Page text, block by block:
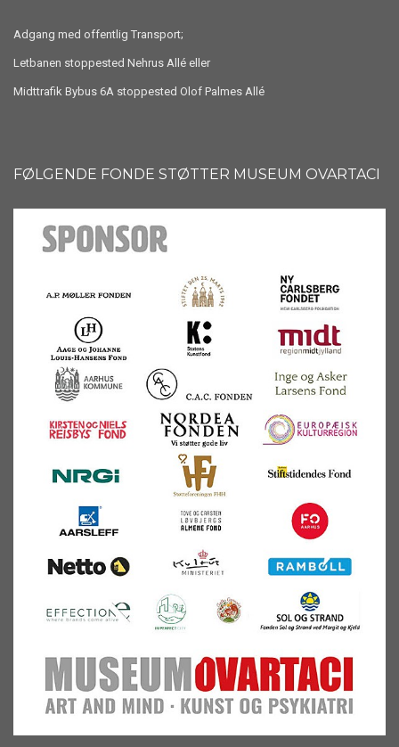
Adgang med offentlig Transport;
Letbanen stoppested Nehrus Allé eller
Midttrafik Bybus 6A stoppested Olof Palmes Allé
FØLGENDE FONDE STØTTER MUSEUM OVARTACI